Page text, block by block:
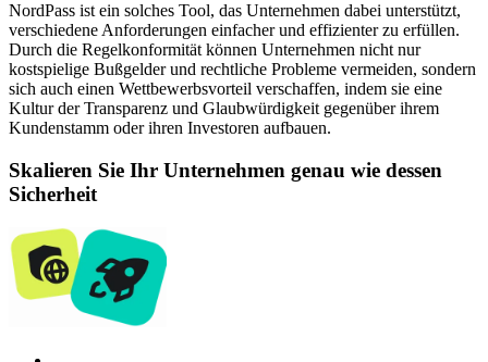
NordPass ist ein solches Tool, das Unternehmen dabei unterstützt,
verschiedene Anforderungen einfacher und effizienter zu erfüllen.
Durch die Regelkonformität können Unternehmen nicht nur
kostspielige Bußgelder und rechtliche Probleme vermeiden, sondern
sich auch einen Wettbewerbsvorteil verschaffen, indem sie eine
Kultur der Transparenz und Glaubwürdigkeit gegenüber ihrem
Kundenstamm oder ihren Investoren aufbauen.
Skalieren Sie Ihr Unternehmen genau wie dessen
Sicherheit